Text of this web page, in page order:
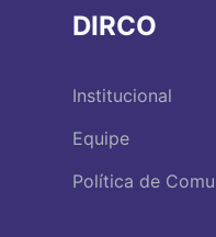
DIRCO
Institucional
Equipe
Política de